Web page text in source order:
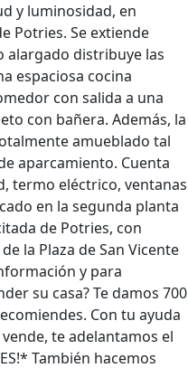
y luminosidad, en
Potries. Se extiende
alargado distribuye las
espaciosa cocina
con salida a una
con bañera. Además, la
amueblado tal
aparcamiento. Cuenta
termo eléctrico, ventanas
en la segunda planta
de Potries, con
la Plaza de San Vicente
y para
su casa? Te damos 700
Con tu ayuda
te adelantamos el
También hacemos